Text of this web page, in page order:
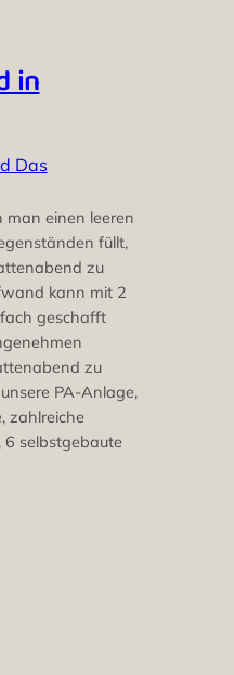
in
Das
man einen leeren
füllt,
zu
kann mit 2
geschafft
zu
PA-Anlage,
zahlreiche
6 selbstgebaute